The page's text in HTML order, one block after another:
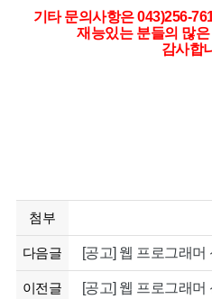
기타 문의사항은 043)256-
재능있는 분들의 많
감사합
첨부
다음글 [공고] 웹 프로그래머
이전글 [공고] 웹 프로그래